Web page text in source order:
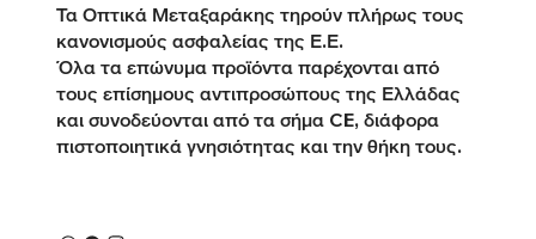
Τα Οπτικά Μεταξαράκης τηρούν πλήρως τους
κανονισμούς ασφαλείας της Ε.Ε.
Όλα τα επώνυμα προϊόντα παρέχονται από
τους επίσημους αντιπροσώπους της Ελλάδας
και συνοδεύονται από τα σήμα CE, διάφορα
πιστοποιητικά γνησιότητας και την θήκη τους.